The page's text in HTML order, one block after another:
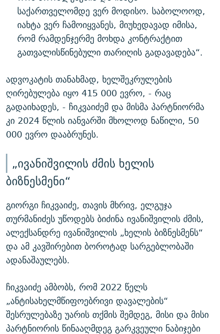
საქართველომდე ვერ მოდისო. საბოლოოდ,
იახტა ვერ ჩამოიყვანეს, მიუხედავად იმისა,
რომ რამდენჯერმე მოხდა კონტრაქტით
გათვალისწინებული თარიღის გადავადება“.
ადვოკატის თანახმად, ხელშეკრულების
ღირებულება იყო 415 000 ევრო, - რაც
გადაიხადეს, - ჩიკვაიძემ და მისმა პარტნიორმა
კი 2024 წლის იანვარში მხოლოდ ნაწილი, 50
000 ევრო დააბრუნეს.
„ივანიშვილის ძმის ხელის
ბიზნესმენი“
გიორგი ჩიკვაიძე, თავის მხრივ, ელგუჯა
თურმანიძეს უწოდებს ბიძინა ივანიშვილის ძმის,
ალექსანდრე ივანიშვილის „ხელის ბიზნესმენს“
და ამ კავშირებით ბოროტად სარგებლობაში
ადანაშაულებს.
ჩიკვაიძე ამბობს, რომ 2022 წელს
„ანტისახელმწიფოებრივი დავალების“
შესრულებაზე უარის თქმის შემდეგ, მისი და მისი
პარტნიორის წინააღმდეგ გარკვეული ნაბიჯები